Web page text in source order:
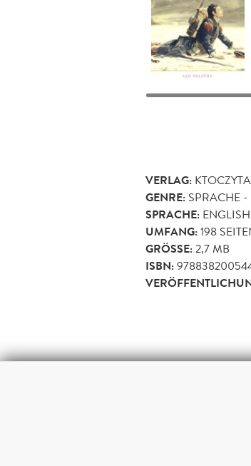
VERLAG:
GENRE: SPRACHE
SPRACHE: ENGLISH
UMFANG:198
GRÖSSE: 2,7 MB
ISBN: